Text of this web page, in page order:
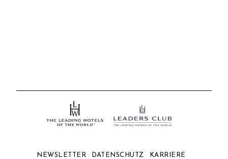
NEWSLETTER DATENSCHUTZ
KARRIERE